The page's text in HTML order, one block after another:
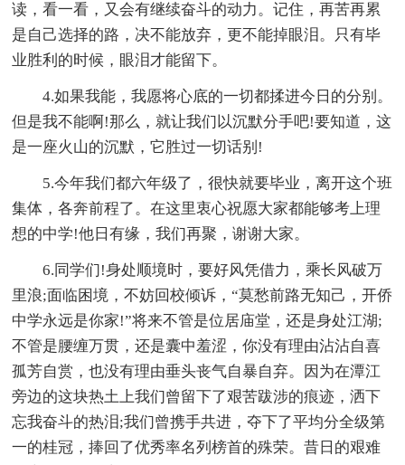
读，看一看，又会有继续奋斗的动力。记住，再苦再累
是自己选择的路，决不能放弃，更不能掉眼泪。只有毕
业胜利的时候，眼泪才能留下。
4.如果我能，我愿将心底的一切都揉进今日的分别。
但是我不能啊!那么，就让我们以沉默分手吧!要知道，这
是一座火山的沉默，它胜过一切话别!
5.今年我们都六年级了，很快就要毕业，离开这个班
集体，各奔前程了。在这里衷心祝愿大家都能够考上理
想的中学!他日有缘，我们再聚，谢谢大家。
6.同学们!身处顺境时，要好风凭借力，乘长风破万
里浪;面临困境，不妨回校倾诉，“莫愁前路无知己，开侨
中学永远是你家!”将来不管是位居庙堂，还是身处江湖;
不管是腰缠万贯，还是囊中羞涩，你没有理由沾沾自喜
孤芳自赏，也没有理由垂头丧气自暴自弃。因为在潭江
旁边的这块热土上我们曾留下了艰苦跋涉的痕迹，洒下
忘我奋斗的热泪;我们曾携手共进，夺下了平均分全级第
一的桂冠，捧回了优秀率名列榜首的殊荣。昔日的艰难